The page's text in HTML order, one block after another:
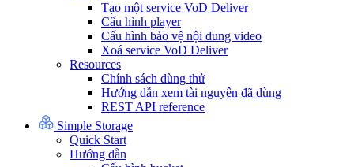
Tạo một service VoD Deliver
Cấu hình player
Cấu hình bảo vệ nội dung video
Xoá service VoD Deliver
Resources
Chính sách dùng thử
Hướng dẫn xem tài nguyên đã dùng
REST API reference
Simple Storage
Quick Start
Hướng dẫn